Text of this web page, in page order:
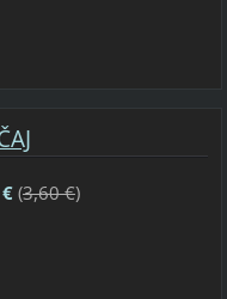
(3,60 €)